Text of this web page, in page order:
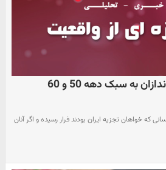
تسویه حساب‌های براندازان به سبک دهه 50 و 60
که خواهان تجزیه ایران بودند فرار رسیده و اگر آنان